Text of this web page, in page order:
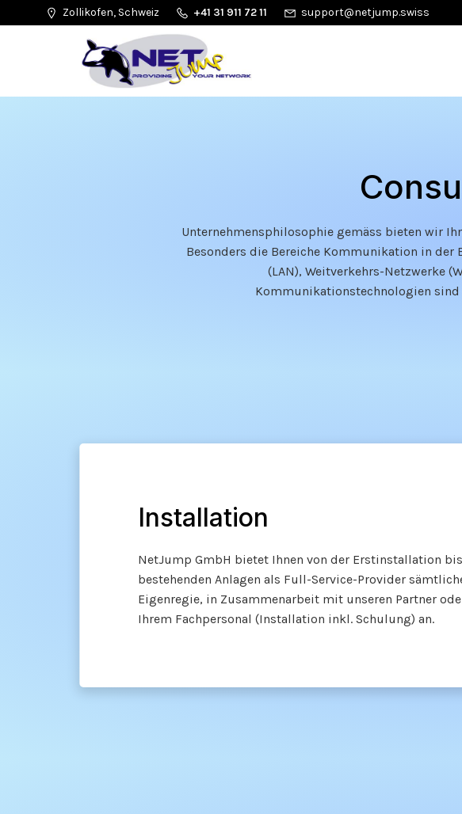
Zollikofen, Schweiz +41 31 911 72 11 support@netjump.swiss
Unternehmensphilosophie gemäss bieten wir
Besonders die Bereiche Kommunikation in der
(LAN), Weitverkehrs-Netzwerke
Kommunikationstechnologien sind
Installation
NetJump GmbH bietet Ihnen von der Erstinstallation
bestehenden Anlagen als Full-Service-Provider
Eigenregie, in Zusammenarbeit mit unseren Partner
Ihrem Fachpersonal (Installation inkl. Schulung) an.